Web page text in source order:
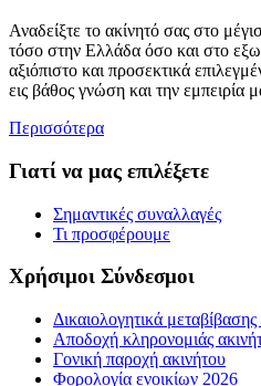
Αναδείξτε το ακίνητό σας στο
τόσο στην Ελλάδα όσο και στο
αξιόπιστο και προσεκτικά
εις βάθος γνώση και την εμπειρία
Περισσότερα
Γιατί να μας επιλέξετε
Σημαντικές συναλλαγές
Τι προσφέρουμε
Χρήσιμοι Σύνδεσμοι
Δικαιολογητικά μεταβίβασης
Αποδοχή κληρονομιάς
Γονική παροχή ακινήτου
Φορολογία ενοικίων 2026